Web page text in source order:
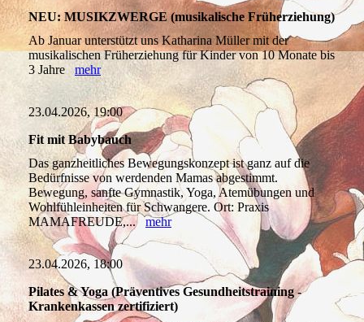
NEU: MUSIKZWERGE (musikalische Früherziehung)
Ab Januar unterstützt uns Katharina Müller mit der
musikalischen Früherziehung für Kinder von 10 Monate bis
3 Jahremehr
23.04.2026, 19:00
Fit mit Babybauch
Das ganzheitliches Bewegungskonzept ist ganz auf die
Bedürfnisse von werdenden Mamas abgestimmt.
Bewegung, sanfte Gymnastik, Yoga, Atemübungen und
Wohlfühleinheiten für Schwangere. Ort: Praxis
MAMAFREUDE,...mehr
23.04.2026, 18:00
Pilates & Yoga (Präventives Gesundheitstraining -
Krankenkassen zertifiziert)